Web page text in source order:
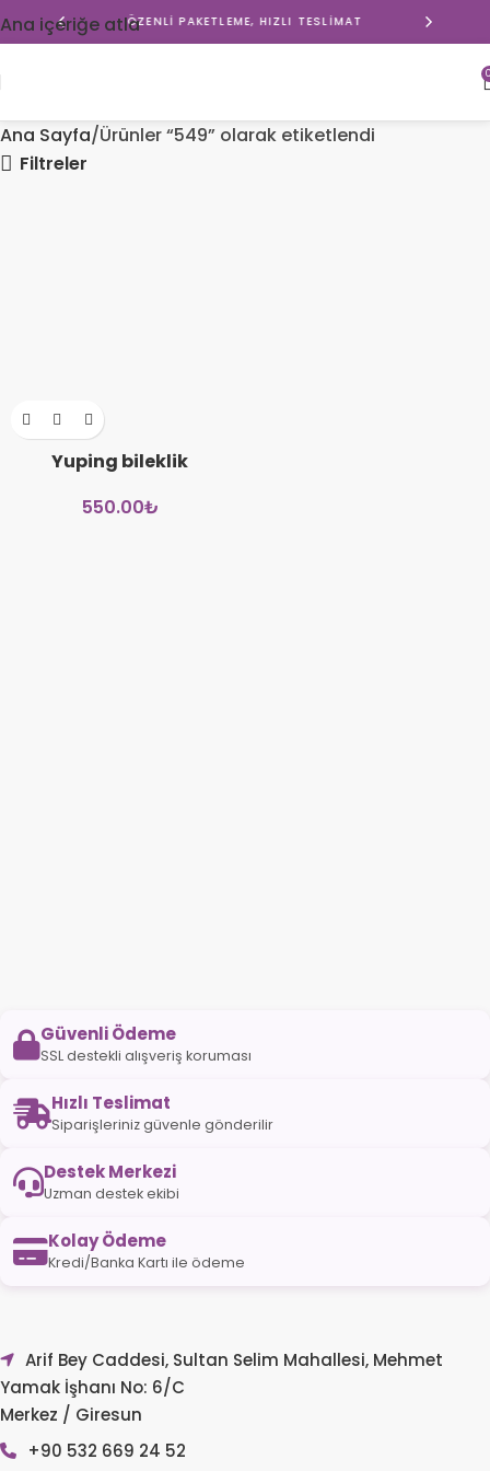
Ana içeriğe atlaÖZENLI PAKETLEME, HIZLI TESLIMAT
Ana Sayfa Ürünler “549” olarak etiketlendi
Filtreler
Yuping bileklik
550.00₺
Güvenli Ödeme
SSL destekli alışveriş koruması
Hızlı Teslimat
Siparişleriniz güvenle gönderilir
Destek Merkezi
Uzman destek ekibi
Kolay Ödeme
Kredi/Banka Kartı ile ödeme
Arif Bey Caddesi, Sultan Selim Mahallesi, Mehmet
Yamak İşhanı No: 6/C
Merkez / Giresun
+90 532 669 24 52